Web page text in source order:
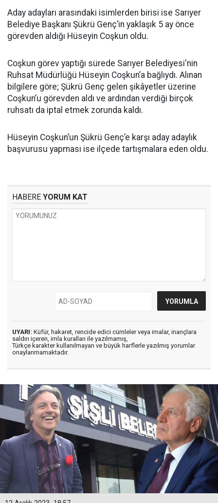
Aday adayları arasındaki isimlerden birisi ise Sarıyer
Belediye Başkanı Şükrü Genç’in yaklaşık 5 ay önce
görevden aldığı Hüseyin Coşkun oldu.
Coşkun görev yaptığı sürede Sarıyer Belediyesi'nin
Ruhsat Müdürlüğü Hüseyin Coşkun’a bağlıydı. Alınan
bilgilere göre; Şükrü Genç gelen şikâyetler üzerine
Coşkun’u görevden aldı ve ardından verdiği birçok
ruhsatı da iptal etmek zorunda kaldı.
Hüseyin Coşkun’un Şükrü Genç’e karşı aday adaylık
başvurusu yapması ise ilçede tartışmalara eden oldu.
HABERE YORUM KAT
UYARI: Küfür, hakaret, rencide edici cümleler veya imalar, inançlara
saldırı içeren, imla kuralları ile yazılmamış,
Türkçe karakter kullanılmayan ve büyük harflerle yazılmış yorumlar
onaylanmamaktadır.